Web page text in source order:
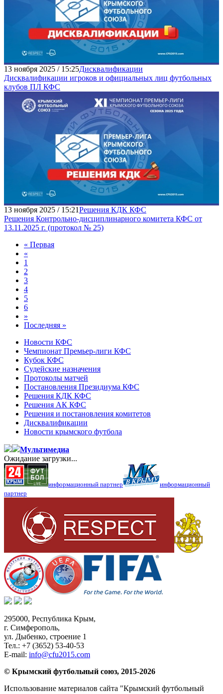
13 ноября 2025 / 15:25Дисквалификации
Дисквалификации игроков и официальных лиц футбольных
клубов ПЛ КФС
13 ноября 2025 / 15:21Решения КДК КФС
Решения Контрольно-дисциплинарного комитета КФС от
13.11.2025 г. (протокол № 25)
« Первая
«
1
2
3
4
5
6
»
Последняя »
Новости КФС
Чемпионат Премьер-лиги КФС
Кубок КФС
Судейские назначения
Протоколы матчей
Постановления Президиума КФС
Решения КДК КФС
Решения АК КФС
Решения и постановления комитетов
Дисквалификации
Новости крымского футбола
Мультимедиа
Ожидание загрузки...
информационный партнер
информационный
партнер
295000, Республика Крым,
г. Симферополь,
ул. Дыбенко, строение 1
Тел.: +7 (3652) 53-40-53
E-mail: info@cfu2015.com
© Крымский футбольный союз, 2015-2026
Использование материалов сайта "Крымский футбольный